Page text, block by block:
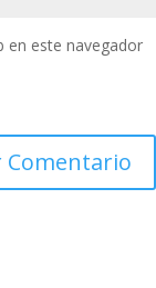
en este navegador